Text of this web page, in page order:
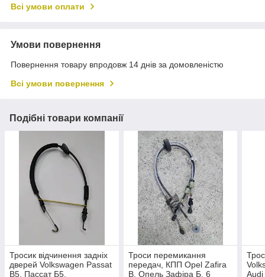
Всі умови оплати
Умови повернення
Повернення товару впродовж 14 днів за домовленістю
Всі умови повернення
Подібні товари компанії
Тросик відчинення задніх
дверей Volkswagen Passat
B5, Пассат Б5.
Троси перемикання
передач, КПП Opel Zafira
B, Опель Зафіра Б. 6
Audi